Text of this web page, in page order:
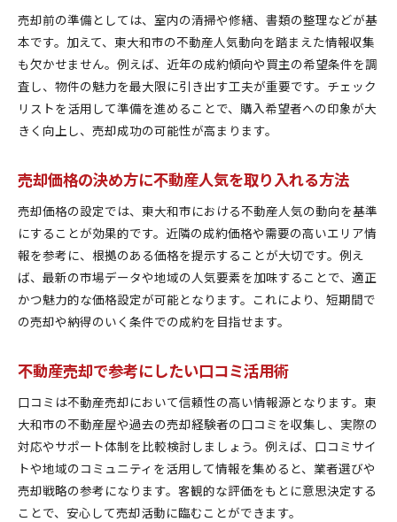
売却前の準備としては、室内の清掃や修繕、書類の整理などが基
本です。加えて、東大和市の不動産人気動向を踏まえた情報収集
も欠かせません。例えば、近年の成約傾向や買主の希望条件を調
査し、物件の魅力を最大限に引き出す工夫が重要です。チェック
リストを活用して準備を進めることで、購入希望者への印象が大
きく向上し、売却成功の可能性が高まります。
売却価格の決め方に不動産人気を取り入れる方法
売却価格の設定では、東大和市における不動産人気の動向を基準
にすることが効果的です。近隣の成約価格や需要の高いエリア情
報を参考に、根拠のある価格を提示することが大切です。例え
ば、最新の市場データや地域の人気要素を加味することで、適正
かつ魅力的な価格設定が可能となります。これにより、短期間で
の売却や納得のいく条件での成約を目指せます。
不動産売却で参考にしたい口コミ活用術
口コミは不動産売却において信頼性の高い情報源となります。東
大和市の不動産屋や過去の売却経験者の口コミを収集し、実際の
対応やサポート体制を比較検討しましょう。例えば、口コミサイ
トや地域のコミュニティを活用して情報を集めると、業者選びや
売却戦略の参考になります。客観的な評価をもとに意思決定する
ことで、安心して売却活動に臨むことができます。